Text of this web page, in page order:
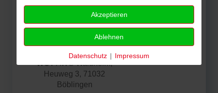
Kinder und musikalische
Begleitung ist gesorgt!
WO?AWO Waldheim,
Heuweg 3, 71032
Böblingen
Akzeptieren
Ablehnen
Datenschutz | Impressum